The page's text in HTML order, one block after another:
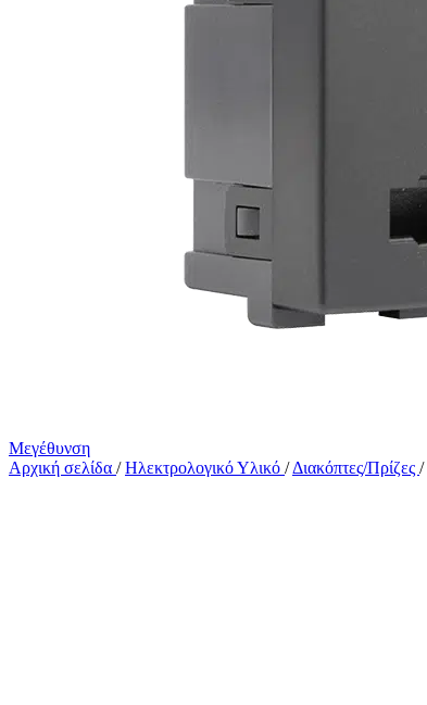
Μεγέθυνση
Αρχική σελίδα / Ηλεκτρολογικό Υλικό / Διακόπτες/Πρίζες /